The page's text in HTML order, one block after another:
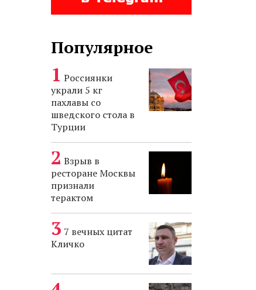
Популярное
Россиянки
украли 5 кг
пахлавы со
шведского стола в
Турции
Взрыв в
ресторане Москвы
признали
терактом
7 вечных цитат
Кличко